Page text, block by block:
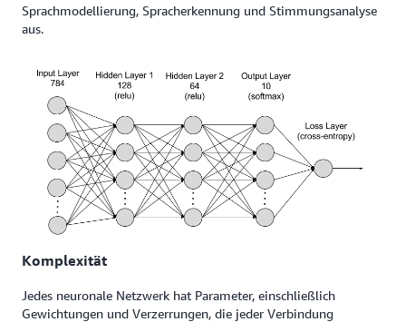
Sprachmodellierung, Spracherkennung und Stimmungsanalyse
aus.
Komplexität
Jedes neuronale Netzwerk hat Parameter, einschließlich
Gewichtungen und Verzerrungen, die jeder Verbindung